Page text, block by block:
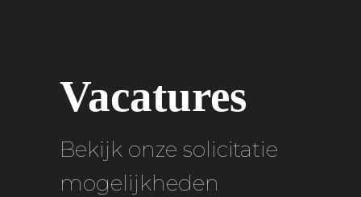
Vacatures
Bekijk onze solicitatie
mogelijkheden